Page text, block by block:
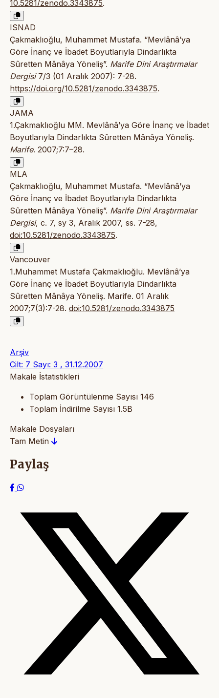
10.5281/zenodo.3343875.
ISNAD
Çakmaklıoğlu, Muhammet Mustafa. “Mevlânâ’ya
Göre İnanç ve İbadet Boyutlarıyla Dindarlıkta
Sûretten Mânâya Yöneliş”. Marife Dini Araştırmalar
Dergisi7/3 (01 Aralık 2007): 7-28.
https://doi.org/10.5281/zenodo.3343875.
JAMA
1.Çakmaklıoğlu MM. Mevlânâ’ya Göre İnanç ve İbadet
Boyutlarıyla Dindarlıkta Sûretten Mânâya Yöneliş.
Marife. 2007;7:7–28.
MLA
Çakmaklıoğlu, Muhammet Mustafa. “Mevlânâ’ya
Göre İnanç ve İbadet Boyutlarıyla Dindarlıkta
Sûretten Mânâya Yöneliş”. Marife Dini Araştırmalar
Dergisi, c. 7, sy 3, Aralık 2007, ss. 7-28,
doi:10.5281/zenodo.3343875.
Vancouver
1.Muhammet Mustafa Çakmaklıoğlu. Mevlânâ’ya
Göre İnanç ve İbadet Boyutlarıyla Dindarlıkta
Sûretten Mânâya Yöneliş. Marife. 01 Aralık
2007;7(3):7-28. doi:10.5281/zenodo.3343875
Arşiv
Cilt: 7 Sayı: 3 , 31.12.2007
Makale İstatistikleri
Toplam Görüntülenme Sayısı 146
Toplam İndirilme Sayısı 1.5B
Makale Dosyaları
Tam Metin
Paylaş